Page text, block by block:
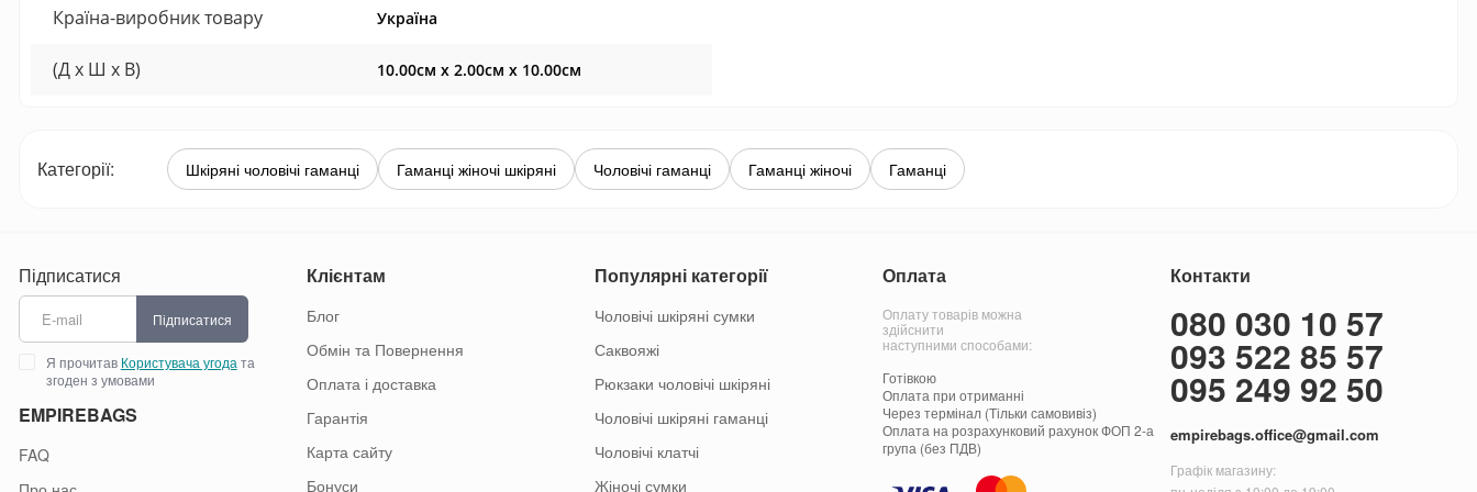
Країна-виробник товару Україна
(Д x Ш x В) 10.00см x 2.00см x 10.00см
Категорії: Шкіряні чоловічі гаманці Гаманці жіночі шкіряні Чоловічі гаманці Гаманці жіночі Гаманці
Підписатися
Підписатися
Я прочитав Користувача угода та
згоден з умовами
EMPIREBAGS
FAQ
Клієнтам
Блог
Обмін та Повернення
Оплата і доставка
Гарантія
Карта сайту
Бонуси
Популярні категорії
Чоловічі шкіряні сумки
Саквояжі
Рюкзаки чоловічі шкіряні
Чоловічі шкіряні гаманці
Чоловічі клатчі
Жіночі сумки
Оплата
Оплату товарів можна
здійснити
наступними способами:
Готівкою
Оплата при отриманні
Через термінал (Тільки самовивіз)
Оплата на розрахунковий рахунок ФОП 2-а
група (без ПДВ)
Контакти
080 030 10 57
093 522 85 57
095 249 92 50
empirebags.office@gmail.com
Графік магазину: